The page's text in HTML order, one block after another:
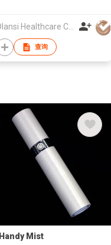
查询
Handy Mist